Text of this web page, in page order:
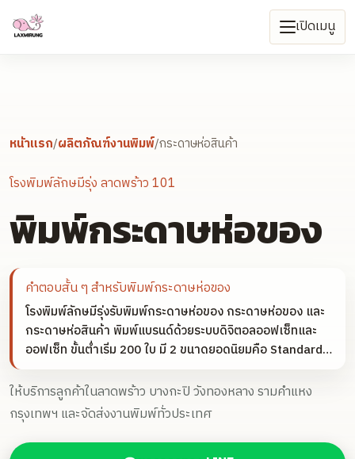
เปิดเมนู
หน้าแรก/ผลิตภัณฑ์งานพิมพ์/กระดาษห่อสินค้า
โรงพิมพ์ลักษมีรุ่ง ลาดพร้าว 101
พิมพ์กระดาษห่อของ
คำตอบสั้น ๆ สำหรับพิมพ์กระดาษห่อของ
โรงพิมพ์ลักษมีรุ่งรับพิมพ์กระดาษห่อของ กระดาษห่อของ และ
กระดาษห่อสินค้า พิมพ์แบรนด์ด้วยระบบดิจิตอลออฟเซ็ทและ
ออฟเซ็ท ขั้นต่ำเริ่ม 200 ใบ มี 2 ขนาดยอดนิยมคือ Standard
ให้บริการลูกค้าในลาดพร้าว บางกะปิ วังทองหลาง รามคำแหง
กรุงเทพฯ และจัดส่งงานพิมพ์ทั่วประเทศ